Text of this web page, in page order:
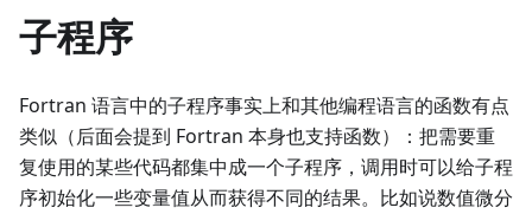
子程序
Fortran 语言中的子程序事实上和其他编程语言的函数有点
类似（后面会提到 Fortran 本身也支持函数）：把需要重
复使用的某些代码都集中成一个子程序，调用时可以给子程
序初始化一些变量值从而获得不同的结果。比如说数值微分